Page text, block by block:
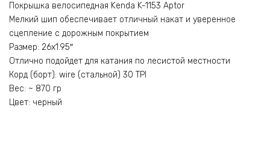
Покрышка велосипедная Kenda K-1153 Aptor
Мелкий шип обеспечивает отличный накат и уверенное
сцепление с дорожным покрытием
Размер: 26х1.95″
Отлично подойдет для катания по лесистой местности
Корд (борт): wire (стальной) 30 TPI
Вес: ~ 870 гр
Цвет: черный